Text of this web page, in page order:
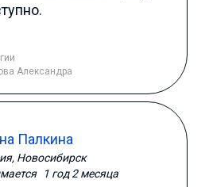
Александра
Палкина
Новосибирск
1 год 2 месяца